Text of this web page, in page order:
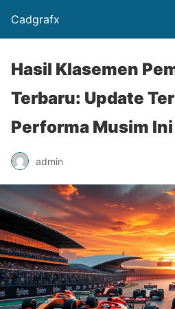
Cadgrafx
Hasil Klasemen
Terbaru: Update
Performa Musim Ini
admin